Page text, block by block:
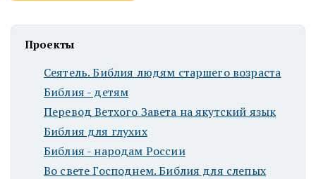
Проекты
Сеятель. Библия людям старшего возраста
Библия - детям
Перевод Ветхого Завета на якутский язык
Библия для глухих
Библия - народам России
Во свете Господнем. Библия для слепых